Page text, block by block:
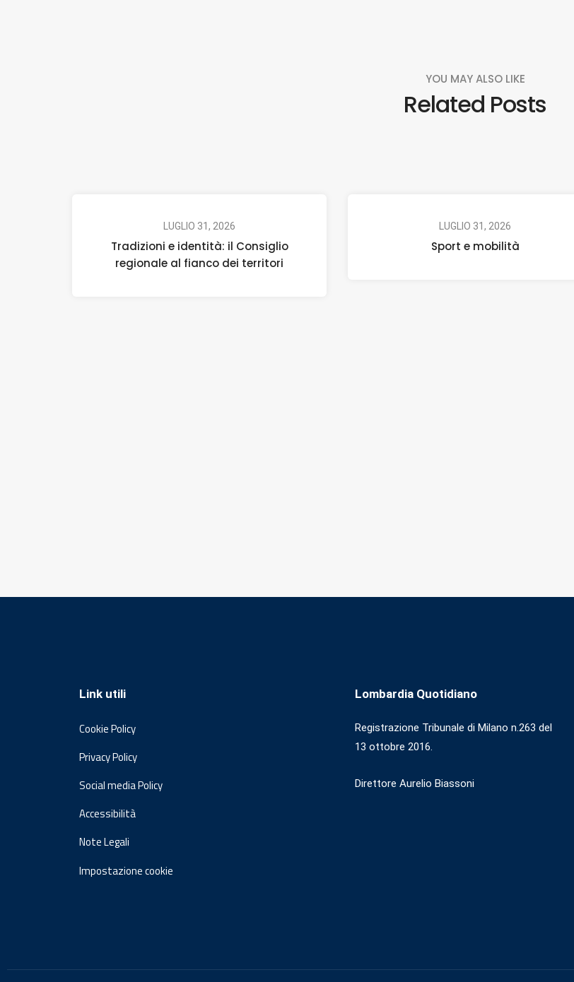
YOU MAY ALSO LIKE
Related Posts
LUGLIO 31, 2026
Tradizioni e identità: il Consiglio
regionale al fianco dei territori
LUGLIO 31, 2026
Sport e mobilità
Link utili
Cookie Policy
Privacy Policy
Social media Policy
Accessibilità
Note Legali
Impostazione cookie
Lombardia Quotidiano
Registrazione Tribunale di Milano n.263 del
13 ottobre 2016.
Direttore Aurelio Biassoni